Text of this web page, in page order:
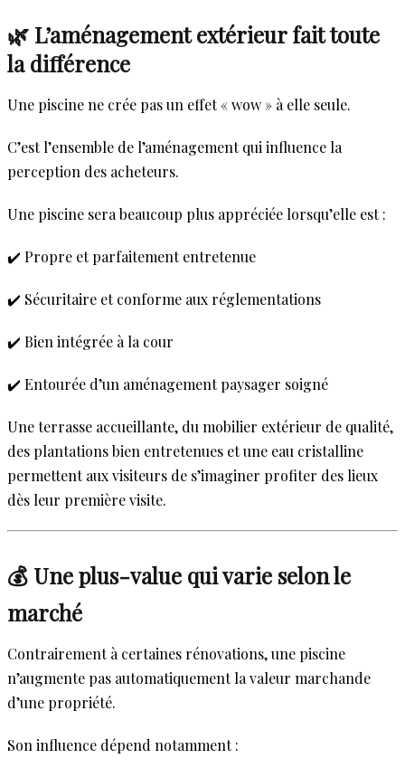
🌿 L’aménagement extérieur fait toute
la différence
Une piscine ne crée pas un effet « wow » à elle seule.
C’est l’ensemble de l’aménagement qui influence la
perception des acheteurs.
Une piscine sera beaucoup plus appréciée lorsqu’elle est :
✔️ Propre et parfaitement entretenue
✔️ Sécuritaire et conforme aux réglementations
✔️ Bien intégrée à la cour
✔️ Entourée d’un aménagement paysager soigné
Une terrasse accueillante, du mobilier extérieur de qualité,
des plantations bien entretenues et une eau cristalline
permettent aux visiteurs de s’imaginer profiter des lieux
dès leur première visite.
💰 Une plus-value qui varie selon le
marché
Contrairement à certaines rénovations, une piscine
n’augmente pas automatiquement la valeur marchande
d’une propriété.
Son influence dépend notamment :